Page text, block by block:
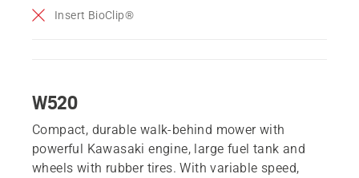
Insert BioClip®
W520
Compact, durable walk-behind mower with
powerful Kawasaki engine, large fuel tank and
wheels with rubber tires. With variable speed,